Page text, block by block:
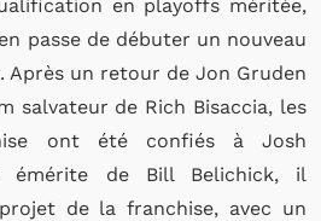
en playoffs méritée,
passe de débuter un nouveau
Après un retour de Jon Gruden
salvateur de Rich Bisaccia, les
ont été confiés à Josh
émérite de Bill Belichick, il
de la franchise, avec un